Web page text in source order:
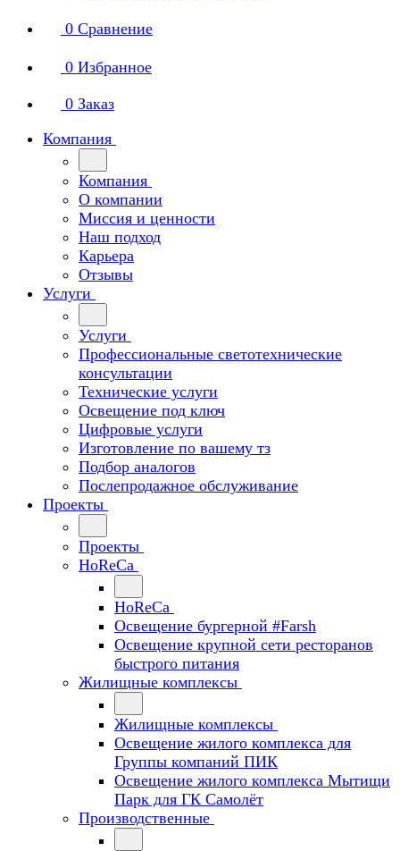
0 Сравнение
0 Избранное
0 Заказ
Компания
Компания
О компании
Миссия и ценности
Наш подход
Карьера
Отзывы
Услуги
Услуги
Профессиональные светотехнические
консультации
Технические услуги
Освещение под ключ
Цифровые услуги
Изготовление по вашему тз
Подбор аналогов
Послепродажное обслуживание
Проекты
Проекты
HoReCa
HoReCa
Освещение бургерной #Farsh
Освещение крупной сети ресторанов
быстрого питания
Жилищные комплексы
Жилищные комплексы
Освещение жилого комплекса для
Группы компаний ПИК
Освещение жилого комплекса Мытищи
Парк для ГК Самолёт
Производственные